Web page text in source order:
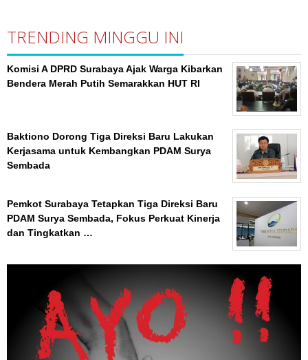
TRENDING MINGGU INI
Komisi A DPRD Surabaya Ajak Warga Kibarkan
Bendera Merah Putih Semarakkan HUT RI
Baktiono Dorong Tiga Direksi Baru Lakukan
Kerjasama untuk Kembangkan PDAM Surya
Sembada
Pemkot Surabaya Tetapkan Tiga Direksi Baru
PDAM Surya Sembada, Fokus Perkuat Kinerja
dan Tingkatkan …